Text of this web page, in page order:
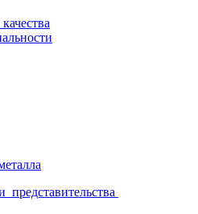
представительства